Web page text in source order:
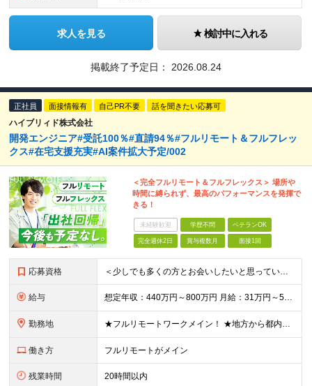
求人を見る 検討中に入れる
掲載終了予定日： 2026.08.24
正社員 面接情報有 自己PR不要 話を聞きたい応募可
ハイブリィド株式会社
開発エンジニア#受託100％#直請94％#フルリモート＆フルフレッ
クス#在宅支援充実#AI案件拡大予定/002
＜完全フルリモート＆フルフレックス＞ 場所や
時間に縛られず、最高のパフォーマンスを発揮で
きる！
未経験歓迎 学歴不問 ベテランOK
完全週休2日 賞与複数月 面接1回
応募資格 ＜少しでも多くの方とお会いしたいと思っています！＞ ◆学歴不問 ◆詳細設計〜結合テストの一連の工程を独力で完遂できる方 ◆オブジェクト指向型のプログラミング言語（Java、C#、Pythonなど）を1
給与 想定年収：440万円～800万円 月給：31万円～57万円+賞与年2回 ※経験、能力などを考慮の上、当社規定により決定いたします。 ※上記には固定残業代20時間分（4万円～7.5万円）を含む。超過分
勤務地 ★フルリモートワークメイン！ ★地方から都内のプロジェクトに参画する社員も多数！ ★常駐の場合は直行・直帰OK ≪東京本社≫ 〒101-0041 東京都千代田区神田須田町二丁目19番地23 Daiw
働き方 フルリモートがメイン
残業時間 20時間以内